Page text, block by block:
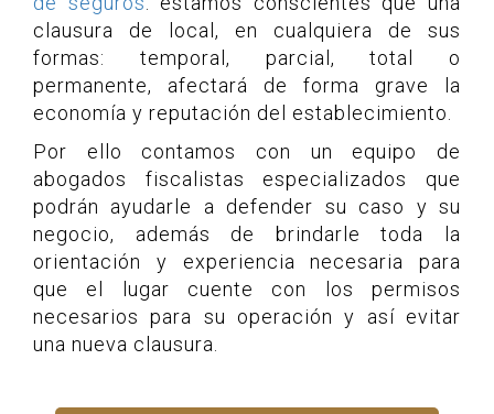
clausura de local, en cualquiera de sus
formas: temporal, parcial, total o
permanente, afectará de forma grave la
economía y reputación del establecimiento.
Por ello contamos con un equipo de
abogados fiscalistas especializados que
podrán ayudarle a defender su caso y su
negocio, además de brindarle toda la
orientación y experiencia necesaria para
que el lugar cuente con los permisos
necesarios para su operación y así evitar
una nueva clausura.